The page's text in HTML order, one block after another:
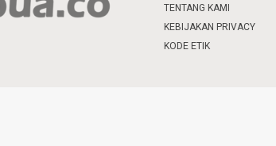
TENTANG KAMI
KEBIJAKAN PRIVACY
KODE ETIK